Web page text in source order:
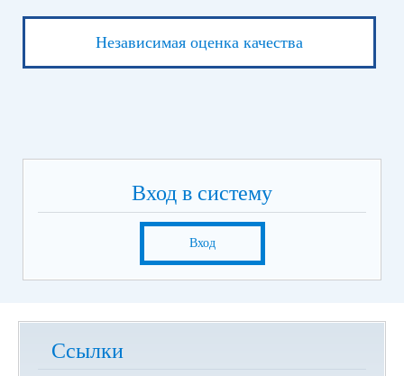
Независимая оценка качества
Вход в систему
Вход
Ссылки